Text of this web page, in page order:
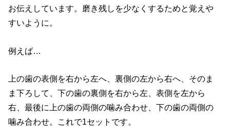
お伝えしています。磨き残しを少なくするためと覚えや
すいように。
例えば…
上の歯の表側を右から左へ、裏側の左から右へ、そのま
ま下ろして、下の歯の裏側を右から左、表側を左から
右、最後に上の歯の両側の噛み合わせ、下の歯の両側の
噛み合わせ。これで1セットです。